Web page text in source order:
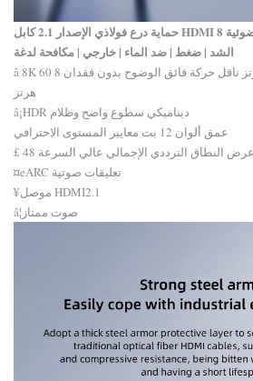
حماية درع فولاذي
الشد | ضغط | ضد الماء | خارجي | مكافحة لدغة
â 8K 60 هرتز ناقل حركة فائق الوضوح بدون فقدان 8K@60 هرتز | 4K @ 120
هرتز
â¡HDR ديناميكي سطوع واضح وظلام
عمق ألوان 12 بت معايير المستوى الاحترافي
عرض النطاق الترددي الإجمالي عالي السرعة
¤eARC تعليقات صوتية
¥موصل HDMI2.1
â¦صوت ممتاز